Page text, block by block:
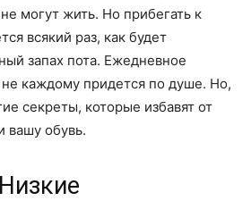
могут жить. Но прибегать к
всякий раз, как будет
запах пота. Ежедневное
каждому придется по душе. Но,
секреты, которые избавят от
вашу обувь.